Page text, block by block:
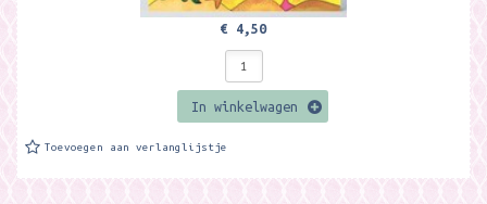
€ 4,50
In winkelwagen
Toevoegen aan verlanglijstje